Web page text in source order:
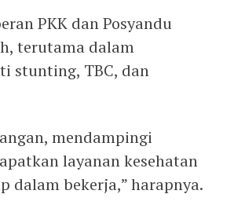
PKK dan Posyandu
terutama dalam
stunting, TBC, dan
mendampingi
layanan kesehatan
dalam bekerja,” harapnya.